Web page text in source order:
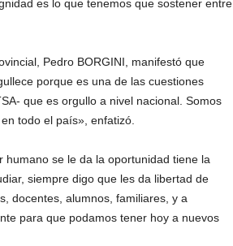
es lo que tenemos que sostener entre
Pedro BORGINI, manifestó que
porque es una de las cuestiones
que es orgullo a nivel nacional. Somos
todo el país», enfatizó.
se le da la oportunidad tiene la
siempre digo que les da libertad de
docentes, alumnos, familiares, y a
para que podamos tener hoy a nuevos